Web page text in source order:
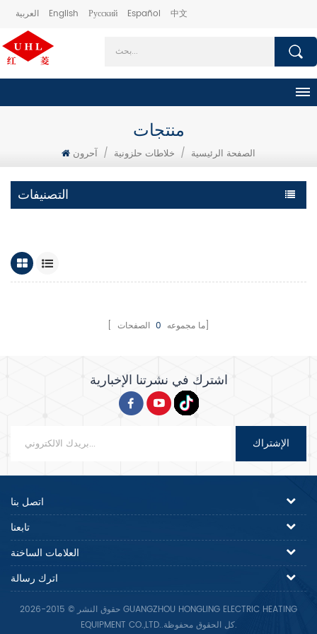
العربية English Русский Español 中文
منتجات
الصفحة الرئيسية / خلاطات حلزونية / آحرون
التصنيفات
[ ما مجموعه 0 الصفحات]
اشترك في نشرتنا الإخبارية
الإشتراك
اتصل بنا
تابعنا
العلامات الساخنة
اترك رسالة
حقوق النشر © 2015-2026 GUANGZHOU HONGLING ELECTRIC HEATING
EQUIPMENT CO.,LTD..كل الحقوق محفوظة.